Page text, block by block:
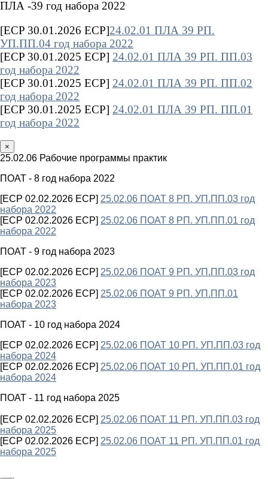
ПЛА -39 год набора 2022
[ECP 30.01.2026 ECP]24.02.01 ПЛА 39 РП.
УП.ПП.04 год набора 2022
[ECP 30.01.2025 ECP] 24.02.01 ПЛА 39 РП. ПП.03
год набора 2022
[ECP 30.01.2025 ECP] 24.02.01 ПЛА 39 РП. ПП.02
год набора 2022
[ECP 30.01.2025 ECP] 24.02.01 ПЛА 39 РП. ПП.01
год набора 2022
×
25.02.06 Рабочие программы практик
ПОАТ - 8 год набора 2022
[ECP 02.02.2026 ECP] 25.02.06 ПОАТ 8 РП. УП.ПП.03 год
набора 2022
[ECP 02.02.2026 ECP] 25.02.06 ПОАТ 8 РП. УП.ПП.01 год
набора 2022
ПОАТ - 9 год набора 2023
[ECP 02.02.2026 ECP] 25.02.06 ПОАТ 9 РП. УП.ПП.03 год
набора 2023
[ECP 02.02.2026 ECP] 25.02.06 ПОАТ 9 РП. УП.ПП.01
набора 2023
ПОАТ - 10 год набора 2024
[ECP 02.02.2026 ECP] 25.02.06 ПОАТ 10 РП. УП.ПП.03 год
набора 2024
[ECP 02.02.2026 ECP] 25.02.06 ПОАТ 10 РП. УП.ПП.01 год
набора 2024
ПОАТ - 11 год набора 2025
[ECP 02.02.2026 ECP] 25.02.06 ПОАТ 11 РП. УП.ПП.03 год
набора 2025
[ECP 02.02.2026 ECP] 25.02.06 ПОАТ 11 РП. УП.ПП.01 год
набора 2025